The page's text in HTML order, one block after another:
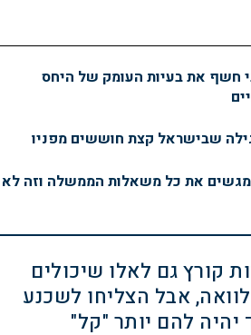
חשף את בעיות העומק של היחס
שבישראל קצת חוששים מפניו
מגשים את כל משאלות הממשלה וזה לא
קורץ גם לאלו שיכולים
אבל הצליחו לשכנע
להם יותר "קל"